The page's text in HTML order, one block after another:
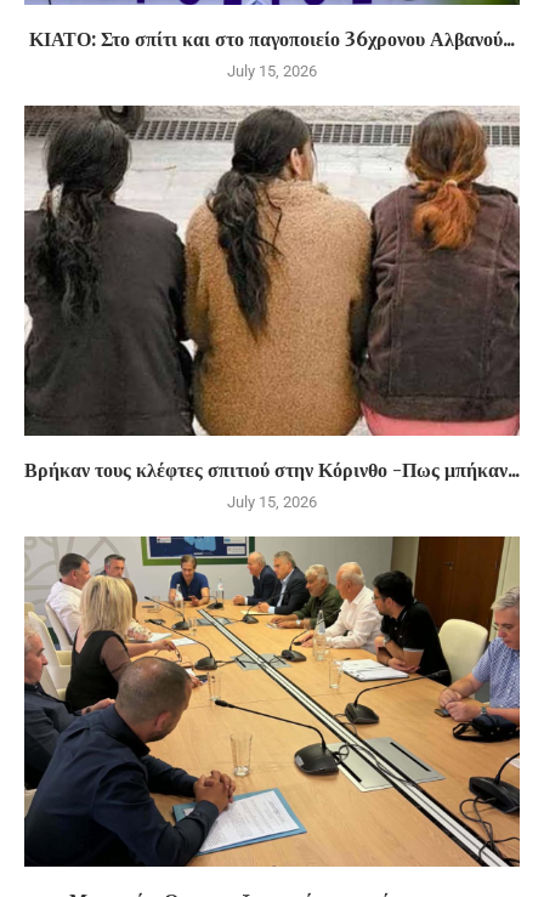
ΚΙΑΤΟ: Στο σπίτι και στο παγοποιείο 36χρονου Αλβανού...
July 15, 2026
Βρήκαν τους κλέφτες σπιτιού στην Κόρινθο -Πως μπήκαν...
July 15, 2026